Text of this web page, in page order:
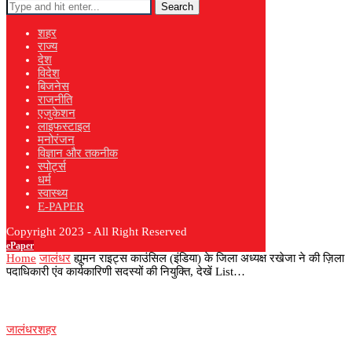
Search
शहर
राज्य
देश
विदेश
बिजनेस
राजनीति
एजुकेशन
लाइफस्टाइल
मनोरंजन
विज्ञान और तकनीक
स्पोर्ट्स
धर्म
स्वास्थ्य
E-PAPER
Copyright 2023 - All Right Reserved
ePaper
Home जालंधर ह्यूमन राइट्स काउंसिल (इंडिया) के जिला अध्यक्ष रखेजा ने की ज़िला
पदाधिकारी एंव कार्यकारिणी सदस्यों की नियुक्ति, देखें List…
जालंधरशहर